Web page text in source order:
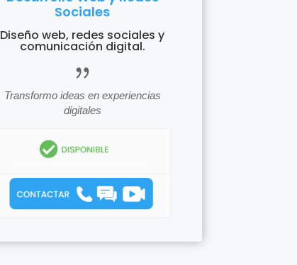
Sociales
Diseño web, redes sociales y
comunicación digital.
icon_quotations
icon
Transformo ideas en experiencias
digitales